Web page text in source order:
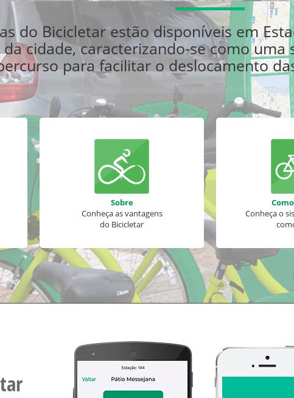
do Bicicletar estão disponíveis em
cidade, caracterizando-se como
para facilitar o deslocamento
Sobre
Conheça as vantagens
do Bicicletar
Conheça o